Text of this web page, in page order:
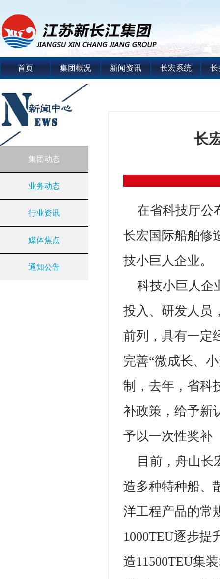
首页 集团概况 新闻资讯 长宏系统 长
集团动态
业务动态
行业资讯
媒体焦点
通知公告
长
在省科技厅公
长宏国际船舶修
技小巨人企业。
科技小巨人企
投入、研发人员
前列，具有一定
完善“微成长、
制，去年，省科
补政策，给予新
予以一次性奖补
目前，舟山长
造多种特种船、
洋工程产品的常
1000TEU逐步提
造11500TEU集